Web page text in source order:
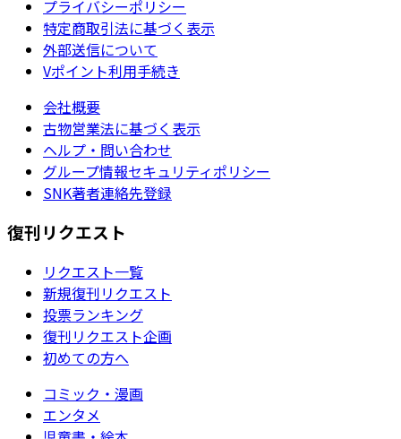
プライバシーポリシー
特定商取引法に基づく表示
外部送信について
Vポイント利用手続き
会社概要
古物営業法に基づく表示
ヘルプ・問い合わせ
グループ情報セキュリティポリシー
SNK著者連絡先登録
復刊リクエスト
リクエスト一覧
新規復刊リクエスト
投票ランキング
復刊リクエスト企画
初めての方へ
コミック・漫画
エンタメ